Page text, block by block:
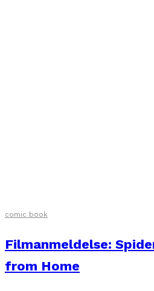
comic book
Filmanmeldelse:
from Home